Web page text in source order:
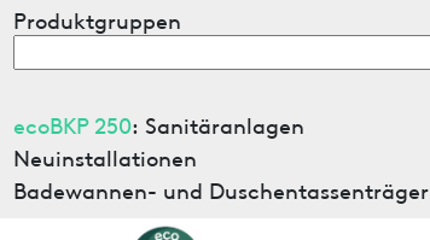
Produktgruppen
ecoBKP 250: Sanitäranlagen
Neuinstallationen
Badewannen- und Duschentassenträger